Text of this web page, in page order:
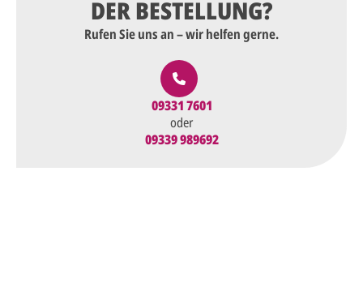
DER BESTELLUNG?
Rufen Sie uns an – wir helfen gerne.
09331 7601
oder
09339 989692